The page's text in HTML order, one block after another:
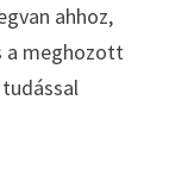
ahhoz,
a meghozott